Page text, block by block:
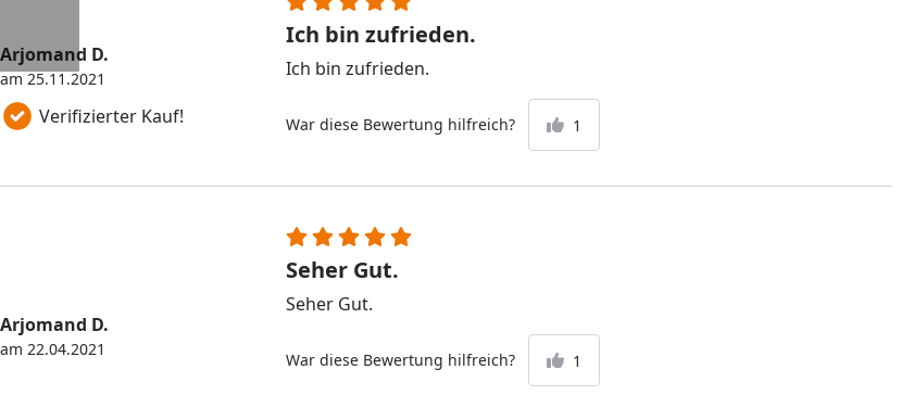
Verifizierter Kauf!
Arjomand D.
am 25.11.2021
Ich bin zufrieden.
Ich bin zufrieden.
War diese Bewertung hilfreich? 1
Arjomand D.
am 22.04.2021
Seher Gut.
Seher Gut.
War diese Bewertung hilfreich? 1